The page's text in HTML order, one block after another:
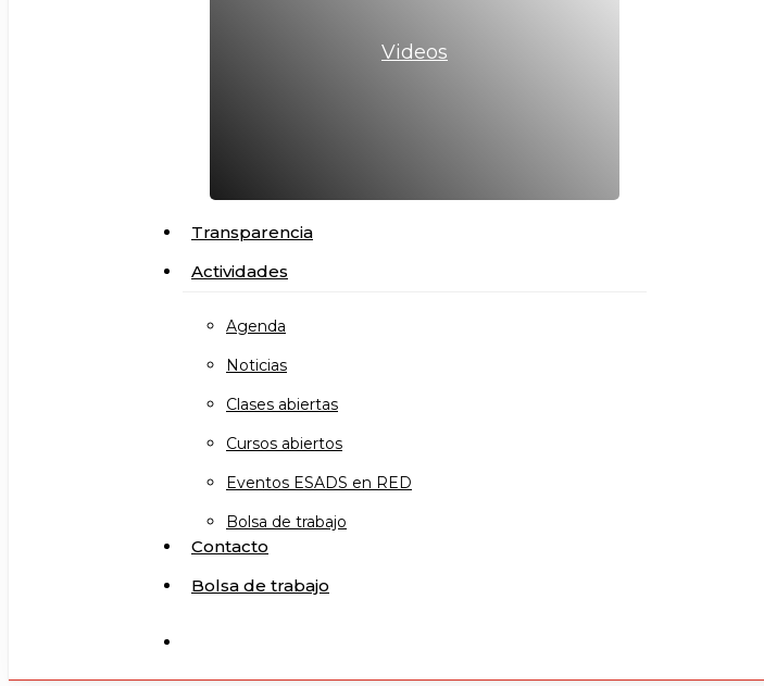
Videos
Transparencia
Actividades
Agenda
Noticias
Clases abiertas
Cursos abiertos
Eventos ESADS en RED
Bolsa de trabajo
Contacto
Bolsa de trabajo